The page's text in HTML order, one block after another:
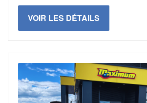
VOIR LES DÉTAILS